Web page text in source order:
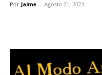
Por Jaime - Agosto 21, 2023